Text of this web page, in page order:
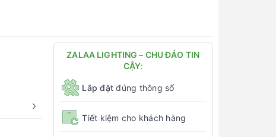
ZALAA LIGHTING – CHU ĐÁO TIN
CẬY:
Lắp đặt đúng thông số
Tiết kiệm cho khách hàng